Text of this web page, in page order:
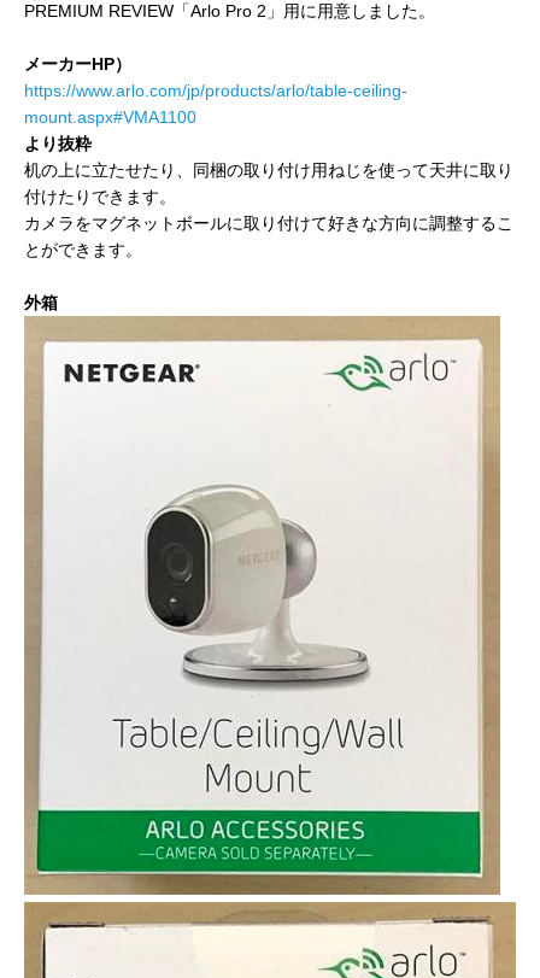
PREMIUM REVIEW「Arlo Pro 2」用に用意しました。
メーカーHP）
https://www.arlo.com/jp/products/arlo/table-ceiling-
mount.aspx#VMA1100
より抜粋
机の上に立たせたり、同梱の取り付け用ねじを使って天井に取り
付けたりできます。
カメラをマグネットボールに取り付けて好きな方向に調整するこ
とができます。
外箱